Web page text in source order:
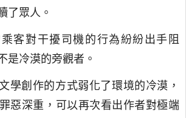
了眾人。
客對干擾司機的行為紛紛出手阻
是冷漠的旁觀者。
學創作的方式弱化了環境的冷漠，
惡深重，可以再次看出作者對極端